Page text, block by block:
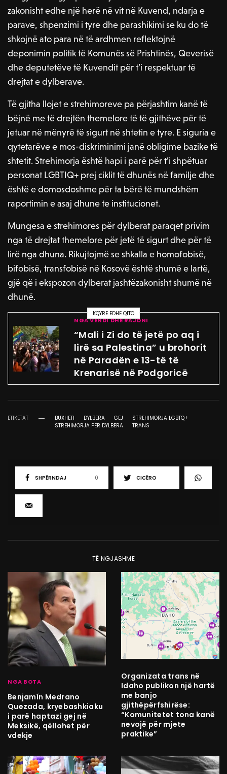
zakonisht edhe një herë në vit në Kuvend, ndarja e
parave, shpenzimi i tyre dhe parashikimi se ku do të
shkojnë ato para në të ardhmen reflektojnë
deponimin politik të Komunës së Prishtinës, Qeverisë
dhe deputetëve të Kuvendit për t’i respektuar të
drejtat e dylberave.
Të gjitha llojet e strehimoreve pa përjashtim kanë të
bëjnë me të drejtën themelore të të gjithëve për të
jetuar në mënyrë të sigurt në shtetin e tyre. E siguria e
qytetarëve e mos-diskriminimi janë obligime bazike të
shtetit. Strehimorja është hapi i parë për t’i shpëtuar
personat LGBTIQ+ prej ciklit të dhunës në familje dhe
është e domosdoshme për ta bërë të mundshëm
raportimin e asaj dhune te institucionet.
Mungesa e strehimores për dylberat paraqet privim
nga të drejtat themelore për jetë të sigurt dhe për të
lirë nga dhuna. Rikujtojmë se shkalla e homofobisë,
bifobisë, transfobisë në Kosovë është shumë e lartë,
gjë që i ekspozon dylberat jashtëzakonisht shumë në
dhunë.
KQYRE EDHE QITO
NGA VENDI DHE RAJONI
“Mali i Zi do të jetë po aq i
lirë sa Palestina” u brohorit
në Paradën e 13-të të
Krenarisë në Podgoricë
ETIKETAT BUXHETI DYLBERA GEJ
STREHIMORJA LGBTQ+
STREHIMORJA PER DYLBERA
TRANS
SHPËRNDAJ 0 CICËRO
TË NGJASHME
NGA BOTA
Benjamín Medrano
Quezada, kryebashkiaku
i parë haptazi gej në
Meksikë, qëllohet për
vdekje
Organizata trans në
Idaho publikon një hartë
me banjo
gjithëpërfshirëse:
“Komunitetet tona kanë
nevojë për mjete
praktike”